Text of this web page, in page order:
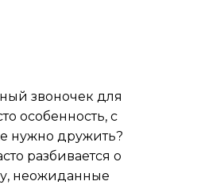
звоночек для
особенность, с
нужно дружить?
разбивается о
неожиданные